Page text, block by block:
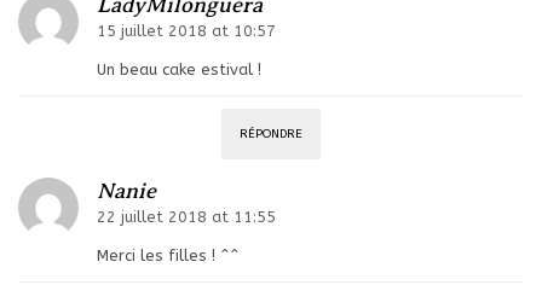
15 juillet 2018 at 10:57
Un beau cake estival !
RÉPONDRE
Nanie
22 juillet 2018 at 11:55
Merci les filles ! ^^